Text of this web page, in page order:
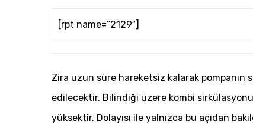
[rpt name=”2129″]
Zira uzun süre hareketsiz kalarak pompanın
edilecektir. Bilindiği üzere kombi
yüksektir. Dolayısı ile yalnızca bu açıdan